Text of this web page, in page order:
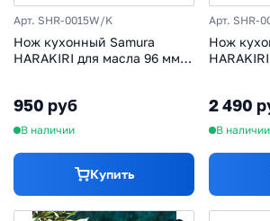
Арт. SHR-0015W/K
Нож кухонный Samura
HARAKIRI для масла 96 мм,
950 руб
В наличии
Купить
Арт. SHR-
Нож
2 490
В наличии